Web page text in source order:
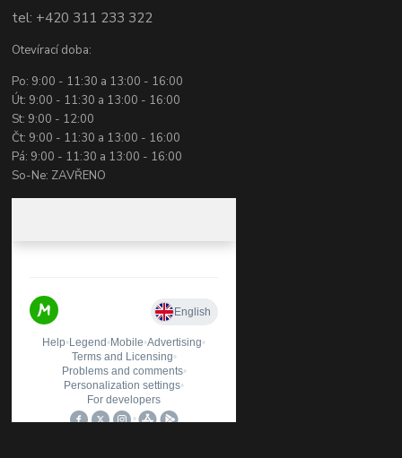
tel: +420 311 233 322
Otevírací doba:
Po: 9:00 - 11:30 a 13:00 - 16:00
Út: 9:00 - 11:30 a 13:00 - 16:00
St: 9:00 - 12:00
Čt: 9:00 - 11:30 a 13:00 - 16:00
Pá: 9:00 - 11:30 a 13:00 - 16:00
So-Ne: ZAVŘENO